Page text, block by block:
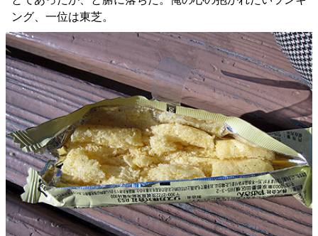
ング、一位は東芝。